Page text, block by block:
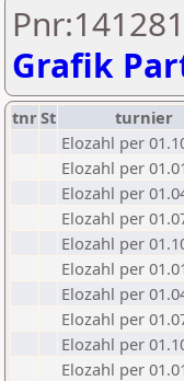
Grafik
tnrSt turnier
Elozahl per
Elozahl per
Elozahl per
Elozahl per
Elozahl per
Elozahl per
Elozahl per
Elozahl per
Elozahl per
Elozahl per